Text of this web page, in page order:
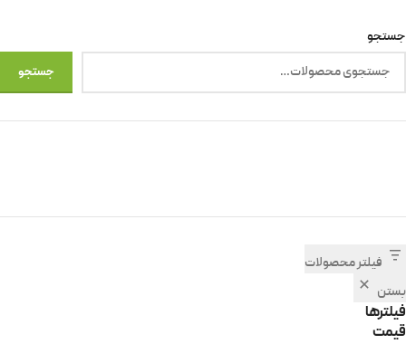
جستجو
جستجو
فیلتر محصولات
بستن
فیلترها
قیمت